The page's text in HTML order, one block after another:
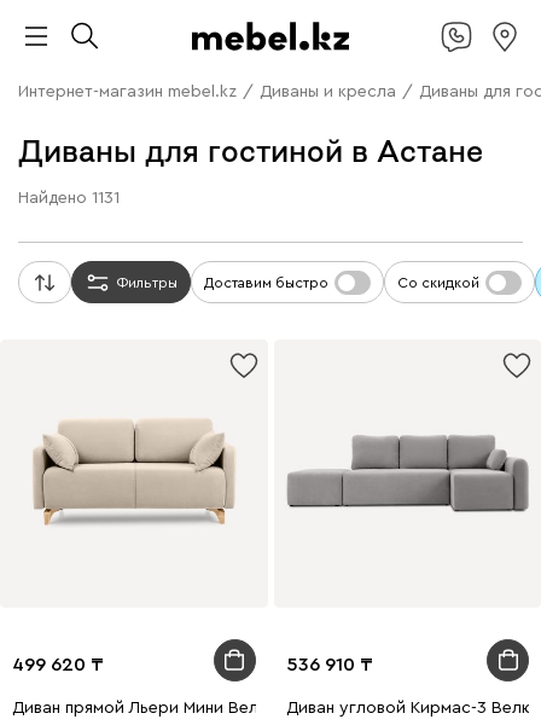
Интернет-магазин mebel.kz / Диваны и кресла / Диваны для
Диваны для гостиной в Астане
Найдено 1131
Фильтры Доставим быстро Со скидкой
499 620
Диван прямой Льери Мини Велюр Молочный
536 910
Диван угловой Кирмас-3